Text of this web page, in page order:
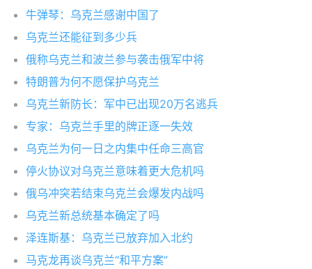
牛弹琴：乌克兰感谢中国了
乌克兰还能征到多少兵
俄称乌克兰和波兰参与袭击俄军中将
特朗普为何不愿保护乌克兰
乌克兰新防长：军中已出现20万名逃兵
专家：乌克兰手里的牌正逐一失效
乌克兰为何一日之内集中任命三高官
停火协议对乌克兰意味着更大危机吗
俄乌冲突若结束乌克兰会爆发内战吗
乌克兰新总统基本确定了吗
泽连斯基：乌克兰已放弃加入北约
马克龙再谈乌克兰“和平方案”